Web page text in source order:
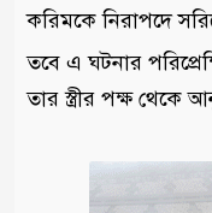
করিমকে নিরাপদে
তবে এ ঘটনার
তার স্ত্রীর পক্ষ থেকে